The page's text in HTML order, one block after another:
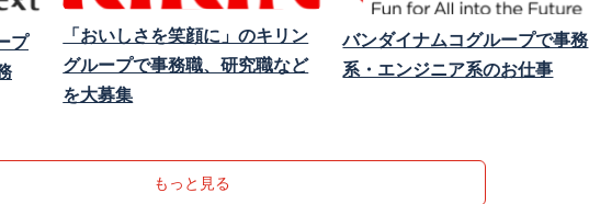
プ
「おいしさを笑顔に」のキリン
グループで事務職、研究職など
を大募集
バンダイナムコグループで事務
系・エンジニア系のお仕事
もっと見る